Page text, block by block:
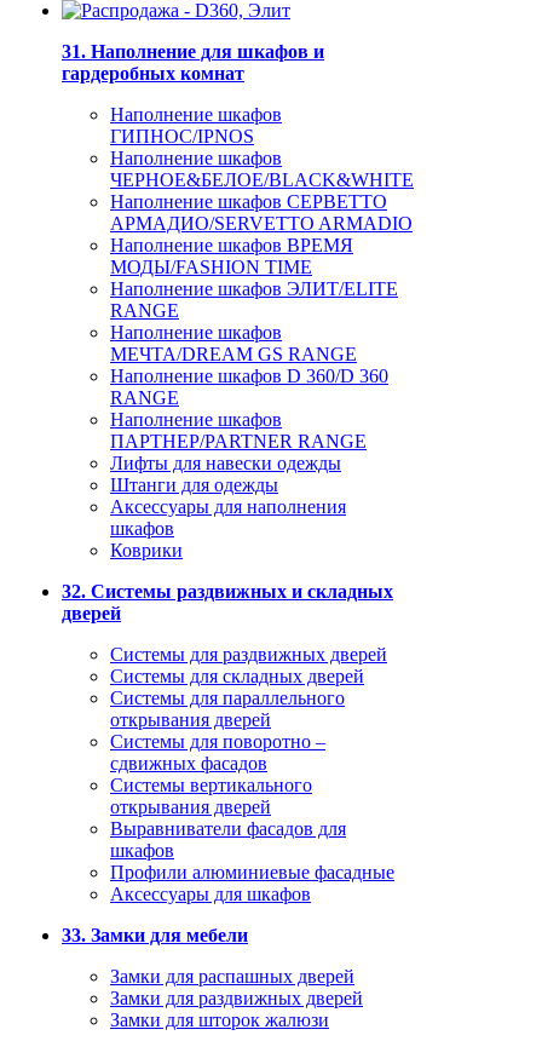
31. Наполнение для шкафов и
гардеробных комнат
Наполнение шкафов
ГИПНОС/IPNOS
Наполнение шкафов
ЧЕРНОЕ&БЕЛОЕ/BLACK&WHITE
Наполнение шкафов СЕРВЕТТО
АРМАДИО/SERVETTO ARMADIO
Наполнение шкафов ВРЕМЯ
МОДЫ/FASHION TIME
Наполнение шкафов ЭЛИТ/ELITE
RANGE
Наполнение шкафов
МЕЧТА/DREAM GS RANGE
Наполнение шкафов D 360/D 360
RANGE
Наполнение шкафов
ПАРТНЕР/PARTNER RANGE
Лифты для навески одежды
Штанги для одежды
Аксессуары для наполнения
шкафов
Коврики
32. Системы раздвижных и складных
дверей
Системы для раздвижных дверей
Системы для складных дверей
Системы для параллельного
открывания дверей
Системы для поворотно –
сдвижных фасадов
Системы вертикального
открывания дверей
Выравниватели фасадов для
шкафов
Профили алюминиевые фасадные
Аксессуары для шкафов
33. Замки для мебели
Замки для распашных дверей
Замки для раздвижных дверей
Замки для шторок жалюзи